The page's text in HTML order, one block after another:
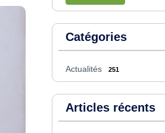
Catégories
Actualités 251
Articles récents